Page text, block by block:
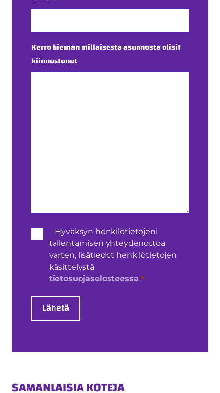
Kerro hieman millaisesta asunnosta olisit
kiinnostunut
Henkilötietojen
käsittely*
Hyväksyn henkilötietojeni
tallentamisen yhteydenottoa
varten, lisätiedot henkilötietojen
käsittelystä
tietosuojaselosteessa.*
Lähetä
SAMANLAISIA KOTEJA